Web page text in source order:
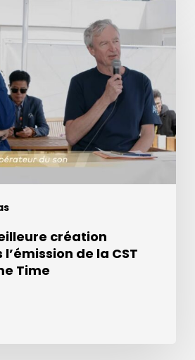
création
de la CST
Time